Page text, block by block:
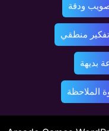
ودقة
تفكير منطقي
بديهة
الملاحظة